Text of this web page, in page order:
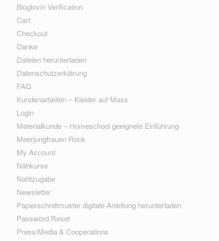
Bloglovin Verification
Cart
Checkout
Danke
Dateien herunterladen
Datenschutzerklärung
FAQ
Kundenarbeiten – Kleider auf Mass
Login
Materialkunde – Homeschool geeignete Einführung
Meerjungfrauen Rock
My Account
Nähkurse
Nahtzugabe
Newsletter
Papierschnittmuster digitale Anleitung herunterladen
Password Reset
Press/Media & Cooperations